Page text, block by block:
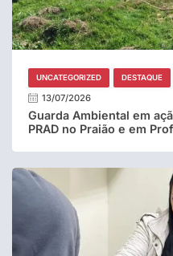
UNCATEGORIZED DESTAQUE
13/07/2026
Guarda Ambiental em
PRAD no Praião e em